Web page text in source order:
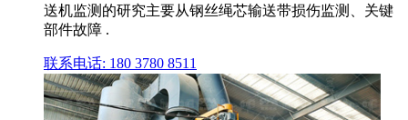
送机监测的研究主要从钢丝绳芯输送带损伤监测、关键
部件故障 .
联系电话: 180 3780 8511